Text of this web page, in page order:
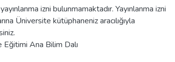
izni bulunmamaktadır. Yayınlanma izni
Üniversite kütüphaneniz aracılığıyla
Ana Bilim Dalı